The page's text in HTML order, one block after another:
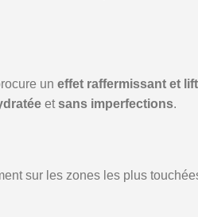
un effet raffermissant et
etsans imperfections.
sur les zones les plus